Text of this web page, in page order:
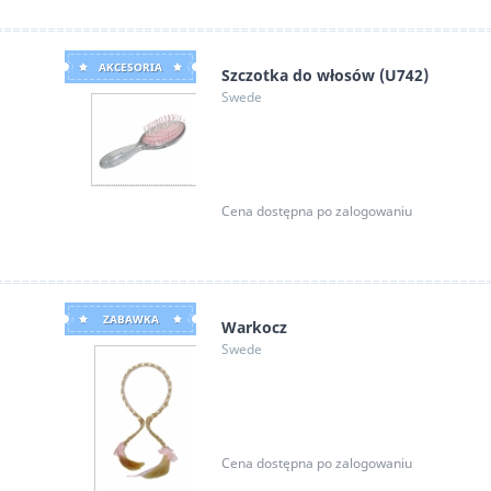
AKCESORIA Szczotka do włosów (U742)
Swede
Cena dostępna po zalogowaniu
ZABAWKA Warkocz
Swede
Cena dostępna po zalogowaniu